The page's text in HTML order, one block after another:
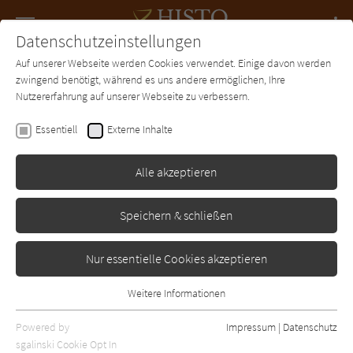
SUCHE Forum Charts Newsletter
Heike Koschyk
Die Alchemie der Nacht
Erschienen: Januar 2011
6
Datenschutzeinstellungen
Auf unserer Webseite werden Cookies verwendet. Einige davon werden
zwingend benötigt, während es uns andere ermöglichen, Ihre
Nutzererfahrung auf unserer Webseite zu verbessern.
Essentiell Externe Inhalte
Alle akzeptieren
Speichern & schließen
Nur essentielle Cookies akzeptieren
Essentielle Cookies werden für grundlegende Funktionen der
Webseite benötigt. Dadurch ist gewährleistet, dass die Webseite
Weitere Informationen
Powered by
sgalinski Cookie Opt In
Impressum | Datenschutz